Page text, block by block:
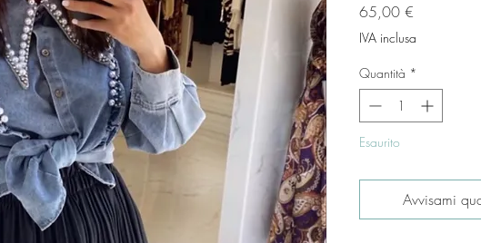
65,00 €
IVA inclusa
Quantità *
Esaurito
Avvisami